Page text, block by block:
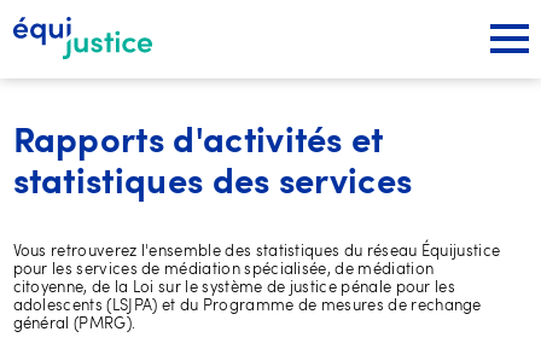
Rapports d'activités et
statistiques des services
Vous retrouverez l'ensemble des statistiques du réseau Équijustice
pour les services de médiation spécialisée, de médiation
citoyenne, de la Loi sur le système de justice pénale pour les
adolescents (LSJPA) et du Programme de mesures de rechange
général (PMRG).